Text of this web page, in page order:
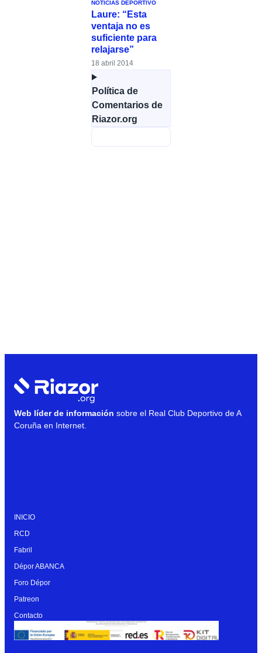
NOTICIAS DEPORTIVO
Laure: “Esta
ventaja no es
suficiente para
relajarse”
18 abril 2014
Política de
Comentarios de
Riazor.org
Web líder de información sobre el Real Club Deportivo de A
Coruña en Internet.
INICIO
RCD
Fabril
Dépor ABANCA
Foro Dépor
Patreon
Contacto